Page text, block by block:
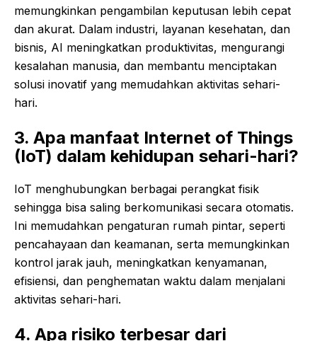
memungkinkan pengambilan keputusan lebih cepat
dan akurat. Dalam industri, layanan kesehatan, dan
bisnis, AI meningkatkan produktivitas, mengurangi
kesalahan manusia, dan membantu menciptakan
solusi inovatif yang memudahkan aktivitas sehari-
hari.
3. Apa manfaat Internet of Things
(IoT) dalam kehidupan sehari-hari?
IoT menghubungkan berbagai perangkat fisik
sehingga bisa saling berkomunikasi secara otomatis.
Ini memudahkan pengaturan rumah pintar, seperti
pencahayaan dan keamanan, serta memungkinkan
kontrol jarak jauh, meningkatkan kenyamanan,
efisiensi, dan penghematan waktu dalam menjalani
aktivitas sehari-hari.
4. Apa risiko terbesar dari